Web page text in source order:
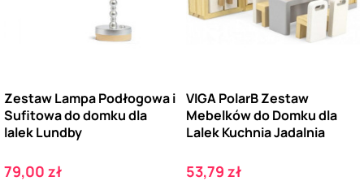
Zestaw Lampa Podłogowa i
Sufitowa do domku dla
lalek Lundby
Cena
79,00 zł
VIGA PolarB Zestaw
Mebelków do Domku dla
Lalek Kuchnia Jadalnia
Cena
53,79 zł